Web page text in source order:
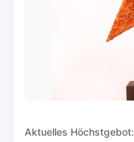
Aktuelles Höchstgebot: